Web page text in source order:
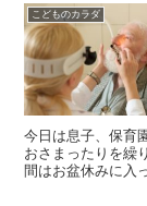
こどものカラダ
今日は息子、保育
おさまったりを繰
間はお盆休みに入